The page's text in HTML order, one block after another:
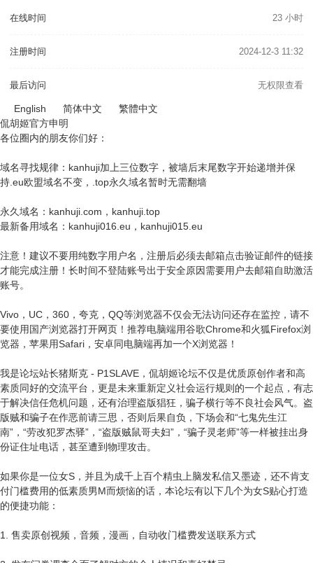
在线时间 23 小时
注册时间 2024-12-3 11:32
最后访问 无权限查看
English 简体中文
繁體中文
侃胡姬官方申明
各位圈内的朋友你们好：
域名寻找规律：kanhuji加上三位数字，被墙后末尾数字开始递增并保
持.eu欧盟域名不变，.top永久域名暂时无需翻墙
永久域名：kanhuji.com，kanhuji.top
最新备用域名：kanhuji016.eu，kanhuji015.eu
注意！建议不要用纯数字用户名，注册后必须去邮箱点击验证邮件的链接
才能完成注册！长时间不登陆账号出于安全原因需要用户去邮箱自助激活
账号。
Vivo，UC，360，夸克，QQ等浏览器不仅会无法访问还存在监控，请不
要使用国产浏览器打开网页！推荐电脑端用谷歌Chrome和火狐Firefox浏
览器，苹果用Safari，安卓同电脑端再加一个X浏览器！
我是论坛站长猪斯克 - P1SLAVE，侃胡姬论坛不仅是优质原创作者和高
素质同好的交流平台，更是未来重新定义社会运行规则的一个起点，有志
于解决信任危机问题，还有治理盗版猖狂，骗子横行等不良社会风气。盗
版贼和骗子在作恶前请三思，否则后果自负，下场会和“七鬼先生江
南”，“劳改犯罗杰驿”，“盗版贼鼠哥夫妇”，“骗子灵老师”等一样被挂出身
份证住址电话，甚至遭到物理攻击。
如果你是一位女S，并且为成千上百个精虫上脑发私信又墨迹，还不肯支
付门槛费用的低素质男M而烦恼的话，本论坛有以下几个为女S贴心打造
的便捷功能：
1. 售卖原创视频，音频，漫画，自动收门槛费发送联系方式